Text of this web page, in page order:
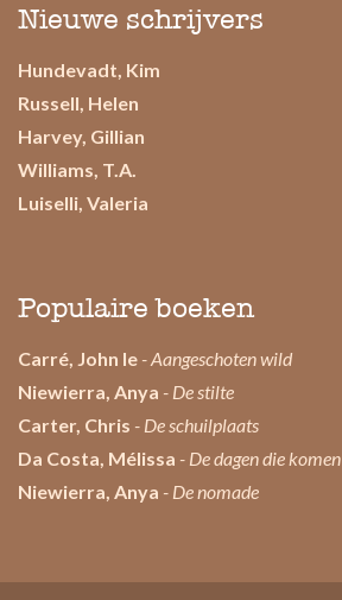
Nieuwe schrijvers
Hundevadt, Kim
Russell, Helen
Harvey, Gillian
Williams, T.A.
Luiselli, Valeria
Populaire boeken
Carré, John le - Aangeschoten wild
Niewierra, Anya - De stilte
Carter, Chris - De schuilplaats
Da Costa, Mélissa - De dagen die komen
Niewierra, Anya - De nomade